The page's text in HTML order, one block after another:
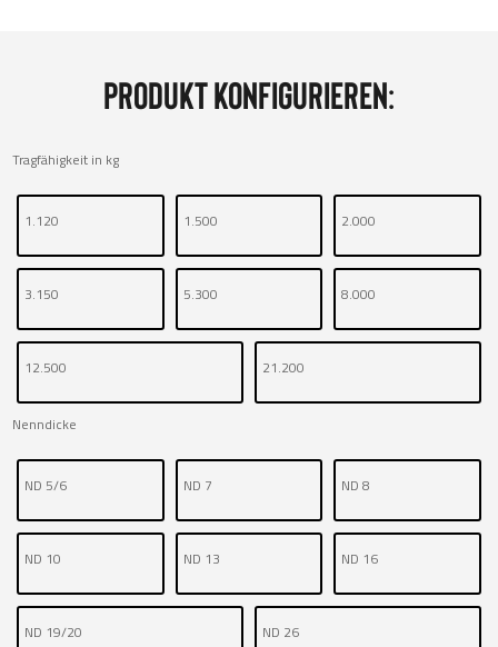
Produkt konfigurieren:
Tragfähigkeit in kg
1.120 1.500 2.000
3.150 5.300 8.000
12.500 21.200
Nenndicke
ND 5/6 ND 7 ND 8
ND 10 ND 13 ND 16
ND 19/20 ND 26